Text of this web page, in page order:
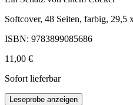
Softcover, 48 Seiten, farbig, 29,5
ISBN: 9783899085686
11,00 €
Sofort lieferbar
Leseprobe anzeigen